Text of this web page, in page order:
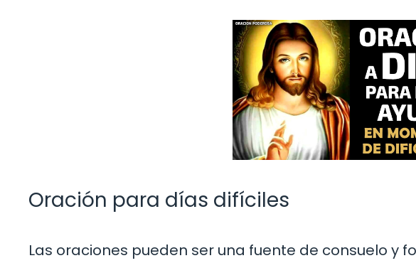
Oración para días difíciles
Las oraciones pueden ser una fuente de consuelo y